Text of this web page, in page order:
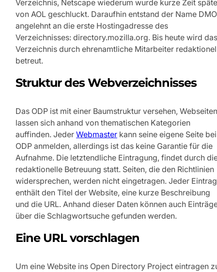
Verzeichnis, Netscape wiederum wurde kurze Zeit
von AOL geschluckt. Daraufhin entstand der Name
angelehnt an die erste Hostingadresse des
Verzeichnisses: directory.mozilla.org. Bis heute wird das
Verzeichnis durch ehrenamtliche Mitarbeiter
betreut.
Struktur des Webverzeichnisses
Das ODP ist mit einer Baumstruktur versehen, Webseiten
lassen sich anhand von thematischen Kategorien
auffinden. Jeder Webmaster kann seine eigene Seite
ODP anmelden, allerdings ist das keine Garantie für die
Aufnahme. Die letztendliche Eintragung, findet durch
redaktionelle Betreuung statt. Seiten, die den Richtlinien
widersprechen, werden nicht eingetragen. Jeder Eintrag
enthält den Titel der Website, eine kurze Beschreibung
und die URL. Anhand dieser Daten können auch
über die Schlagwortsuche gefunden werden.
Eine URL vorschlagen
Um eine Website ins Open Directory Project eintragen